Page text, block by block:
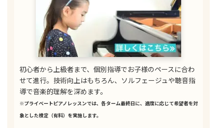
初心者から上級者まで、個別指導でお子様のペースに合わ
せて進行。技術向上はもちろん、ソルフェージュや聴音指
導で音楽的理解を深めます。
※プライベートピアノレッスンでは、各ターム最終日に、進度に応じて希望者を対
象とした検定（有料）を実施します。